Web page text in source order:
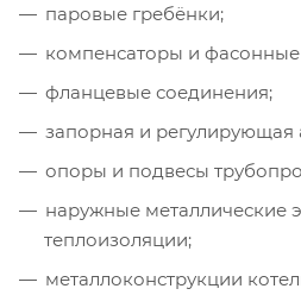
паровые гребёнки;
компенсаторы и
фланцевые соединения;
запорная и регулирующая
опоры и подвесы
наружные металлические
теплоизоляции;
металлоконструкции